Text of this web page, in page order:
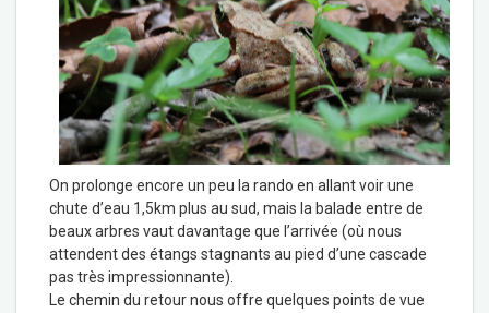
On prolonge encore un peu la rando en allant voir une
chute d’eau 1,5km plus au sud, mais la balade entre de
beaux arbres vaut davantage que l’arrivée (où nous
attendent des étangs stagnants au pied d’une cascade
pas très impressionnante).
Le chemin du retour nous offre quelques points de vue